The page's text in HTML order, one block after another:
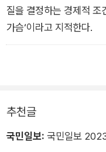
질을 결정하는 경제적 조
가슴‘이라고 지적한다.
추천글
국민일보: 국민일보